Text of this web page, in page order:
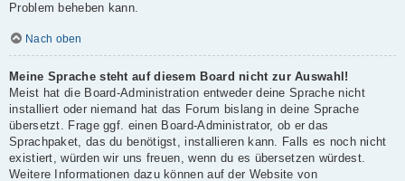
Problem beheben kann.
Nach oben
Meine Sprache steht auf diesem Board nicht zur Auswahl!
Meist hat die Board-Administration entweder deine Sprache nicht
installiert oder niemand hat das Forum bislang in deine Sprache
übersetzt. Frage ggf. einen Board-Administrator, ob er das
Sprachpaket, das du benötigst, installieren kann. Falls es noch nicht
existiert, würden wir uns freuen, wenn du es übersetzen würdest.
Weitere Informationen dazu können auf der Website von